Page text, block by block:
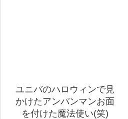
ユニバのハロウィンで見
かけたアンパンマンお面
を付けた魔法使い(笑)